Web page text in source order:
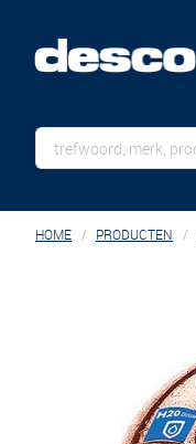
HOME PRODUCTEN